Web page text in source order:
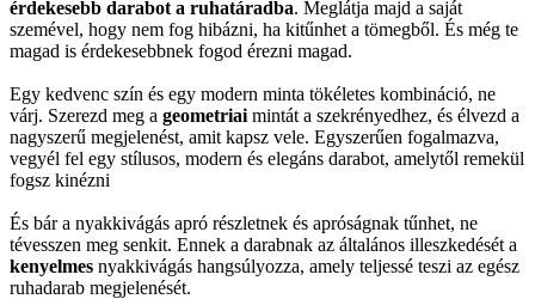
érdekesebb darabot a ruhatáradba. Meglátja majd a saját
szemével, hogy nem fog hibázni, ha kitűnhet a tömegből. És még te
magad is érdekesebbnek fogod érezni magad.
Egy kedvenc szín és egy modern minta tökéletes kombináció, ne
várj. Szerezd meg a geometriai mintát a szekrényedhez, és élvezd a
nagyszerű megjelenést, amit kapsz vele. Egyszerűen fogalmazva,
vegyél fel egy stílusos, modern és elegáns darabot, amelytől remekül
fogsz kinézni
És bár a nyakkivágás apró részletnek és apróságnak tűnhet, ne
tévesszen meg senkit. Ennek a darabnak az általános illeszkedését a
kenyelmes nyakkivágás hangsúlyozza, amely teljessé teszi az egész
ruhadarab megjelenését.